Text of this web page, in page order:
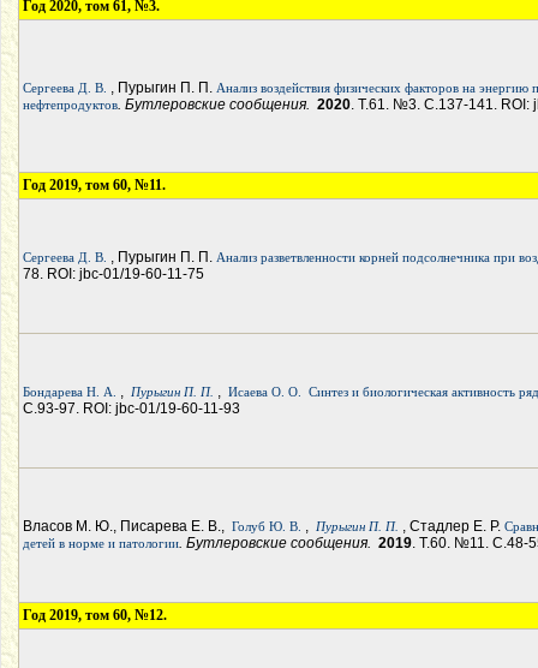
Год 2020, том 61, №3.
Сергеева Д. В. , Пурыгин П. П. Анализ воздействия физических факторов на
нефтепродуктов. Бутлеровские сообщения. 2020. Т.61. №3. С.137-141. ROI:
Год 2019, том 60, №11.
Сергеева Д. В. , Пурыгин П. П. Анализ разветвленности корней подсолнечника при
78. ROI: jbc-01/19-60-11-75
Бондарева Н. А. , Пурыгин П. П. , Исаева О. О. Синтез и биологическая активность
С.93-97. ROI: jbc-01/19-60-11-93
Власов М. Ю., Писарева Е. В., Голуб Ю. В. , Пурыгин П. П. , Стадлер Е. Р.
детей в норме и патологии. Бутлеровские сообщения. 2019. Т.60. №11. С.48-
Год 2019, том 60, №12.